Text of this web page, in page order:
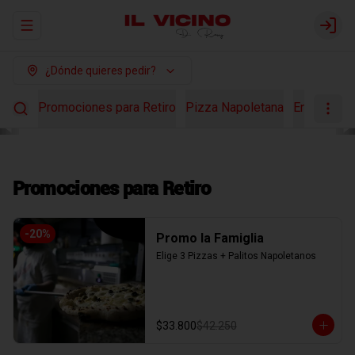
Abrir menu de navegación Login
¿Dónde quieres pedir?
Promociones para Retiro Pizza Napoletana Ensaladas
Promociones para Retiro
-20% Promo la Famiglia
Elige 3 Pizzas + Palitos Napoletanos
$33.800$42.250